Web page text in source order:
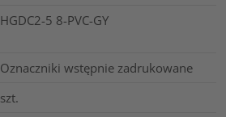
HGDC2-5 8-PVC-GY
Oznaczniki wstępnie zadrukowane
szt.